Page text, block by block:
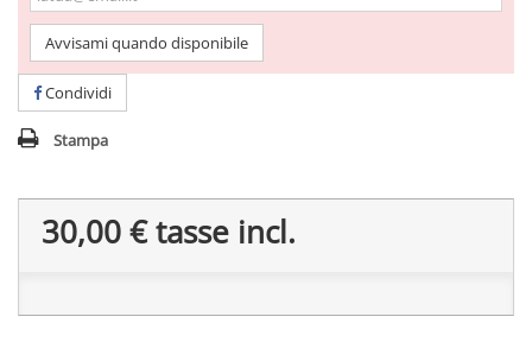
Avvisami quando disponibile
Condividi
Stampa
30,00 €tasse incl.